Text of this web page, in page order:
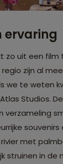
ervaring
zo uit een
zijn al
we te weten
Studios.
verzameling
met
struinen in de